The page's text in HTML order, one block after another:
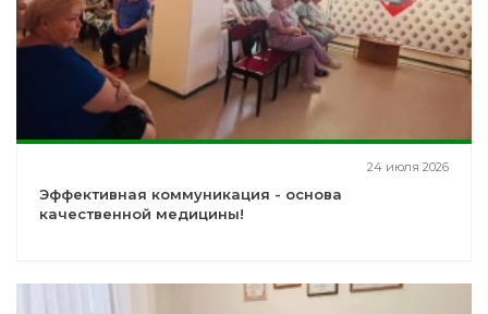
24 июля 2026
Эффективная коммуникация - основа
качественной медицины!